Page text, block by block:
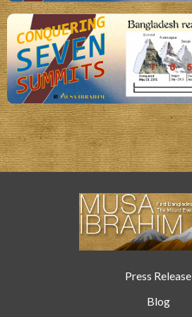
Press Release
Blog